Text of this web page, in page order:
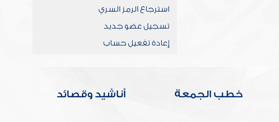
استرجاع الرمز السري
تسجيل عضو جديد
إعادة تفعيل حساب
خطب الجمعة أناشيد وقصائد